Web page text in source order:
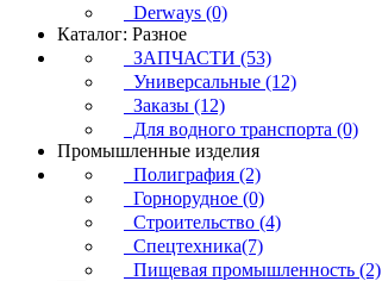
Derways (0)
Каталог: Разное
ЗАПЧАСТИ (53)
Универсальные (12)
Заказы (12)
Для водного транспорта (0)
Промышленные изделия
Полиграфия (2)
Горнорудное (0)
Строительство (4)
Спецтехника(7)
Пищевая промышленность (2)